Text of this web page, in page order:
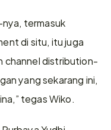
termasuk
di situ, itu juga
channel distribution-
yang sekarang ini,
tegas Wiko.